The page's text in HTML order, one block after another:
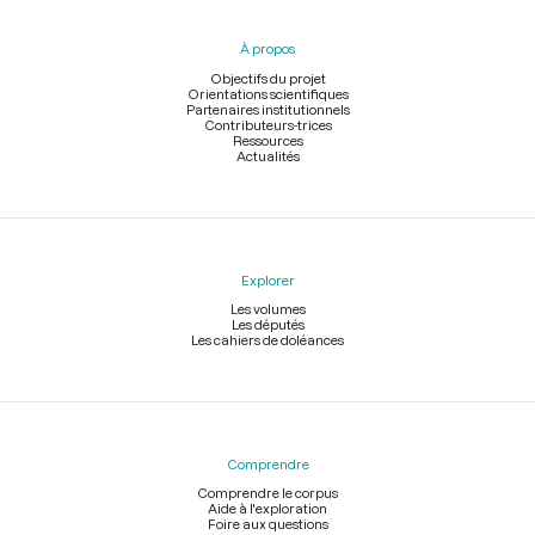
À propos
Objectifs du projet
Orientations scientifiques
Partenaires institutionnels
Contributeurs-trices
Ressources
Actualités
Explorer
Les volumes
Les députés
Les cahiers de doléances
Comprendre
Comprendre le corpus
Aide à l'exploration
Foire aux questions